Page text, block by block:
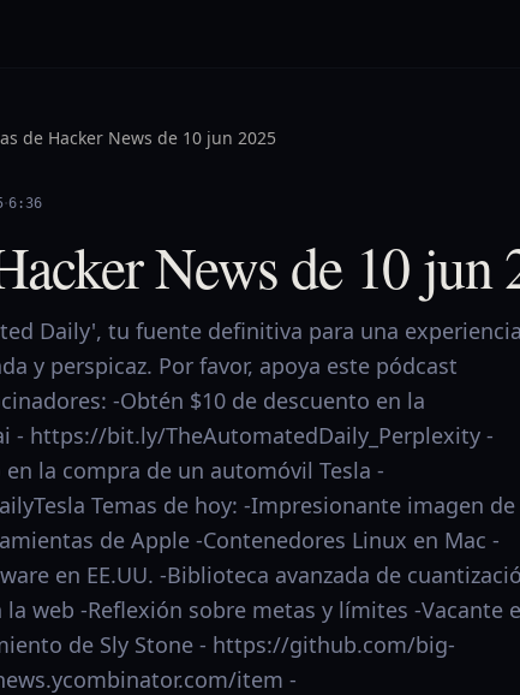
de Hacker News de 10 jun 2025
·6:36
News de 10 jun
Daily', tu fuente definitiva para una
y perspicaz. Por favor, apoya este pódcast
-Obtén $10 de descuento en la
- https://bit.ly/TheAutomatedDaily_Perplexity -
la compra de un automóvil Tesla -
Temas de hoy: -Impresionante imagen de
de Apple -Contenedores Linux en Mac -
en EE.UU. -Biblioteca avanzada de
web -Reflexión sobre metas y límites -Vacante
de Sly Stone - https://github.com/big-
item -